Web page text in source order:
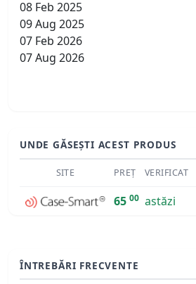
08 Feb 2025
09 Aug 2025
07 Feb 2026
07 Aug 2026
UNDE GĂSEȘTI ACEST PRODUS
SITE PREȚ VERIFICAT
65 00 astăzi
ÎNTREBĂRI FRECVENTE